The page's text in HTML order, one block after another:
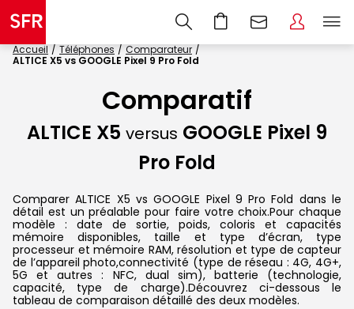
Accueil Téléphones
Comparateur
ALTICE X5 vs GOOGLE Pixel 9 Pro Fold
Comparatif
ALTICE X5 versus GOOGLE Pixel 9
Pro Fold
Comparer ALTICE X5 vs GOOGLE Pixel 9 Pro Fold dans le
détail est un préalable pour faire votre choix.Pour chaque
modèle : date de sortie, poids, coloris et capacités
mémoire disponibles, taille et type d’écran, type
processeur et mémoire RAM, résolution et type de capteur
de l’appareil photo,connectivité (type de réseau : 4G, 4G+,
5G et autres : NFC, dual sim), batterie (technologie,
capacité, type de charge).Découvrez ci-dessous le
tableau de comparaison détaillé des deux modèles.